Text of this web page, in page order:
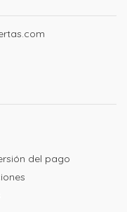
del pago